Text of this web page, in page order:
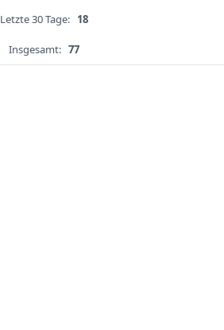
Letzte 30 Tage: 18
Insgesamt: 77